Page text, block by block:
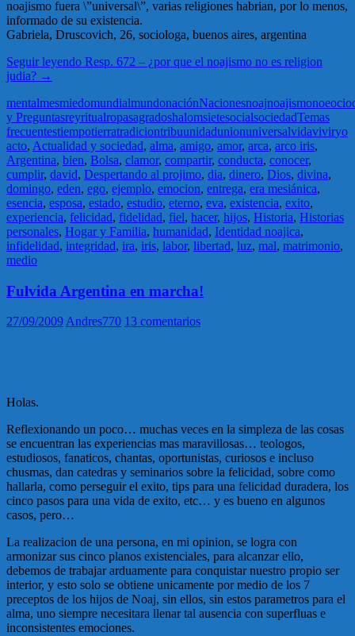
noajismo fuera \”universal\”, varias religiones habrian, por lo menos,
informado de su existencia.
Gabriela, Druscovich, 26, sociologa, buenos aires, argentina
Seguir leyendo Resp. 672 – ¿por que el noajismo no es religion
judia? →
mentalmesmiedomundialmundonaciónNacionesnoajnoajismonoeocio
y PreguntasreyritualropasagradoshalomsietesocialsociedadTemas
frecuentestiempotierratradiciontribuunidadunionuniversalvidaviviryo
acto, Actualidad y sociedad, alma, amigo, amor, arca, arco iris,
Argentina, bien, Bolsa, clamor, compartir, conducta, conocer,
cumplir, david, Despertando al projimo, dia, dinero, Dios, divina,
domingo, eden, ego, ejemplo, emocion, entrega, era mesiánica,
esencia, esposa, estado, estudio, eterno, eva, existencia, exito,
experiencia, felicidad, fidelidad, fiel, hacer, hijos, Historia, Historias
personales, Hogar y Familia, humanidad, Identidad noajica,
infidelidad, integridad, ira, iris, labor, libertad, luz, mal, matrimonio,
medio
Fulvida Argentina en marcha!
27/09/2009 Andres770 13 comentarios
Holas.
Reflexionando un poco… muchas veces en la simpleza de las cosas
se encuentran las experiencias mas maravillosas… teologos,
estudiosos, fanaticos, chantas, oportunistas, curiosos e incluso
chusmas, dan catedras y seminarios sobre la felicidad, sobre como
hallarla, como perseguir el exito, tips para una felicidad duradera, los
cinco pasos para una vida de exito, etc… y es bueno en algunos
casos, pero…
La realizacion de una persona, en mi opinion, se logra con
armonizar sus cinco planos existenciales, para alcanzar ello,
debemos de trabajar arduamente para conquistar nuestro propio ser
interior, y esto solo se obtiene unicamente por medio de los 7
preceptos de los hijos de Noaj, sin ellos, sin estos parametros para el
alma, uno siempre necesitara llenar tal ausencia con superfluas e
inconsistentes emociones.